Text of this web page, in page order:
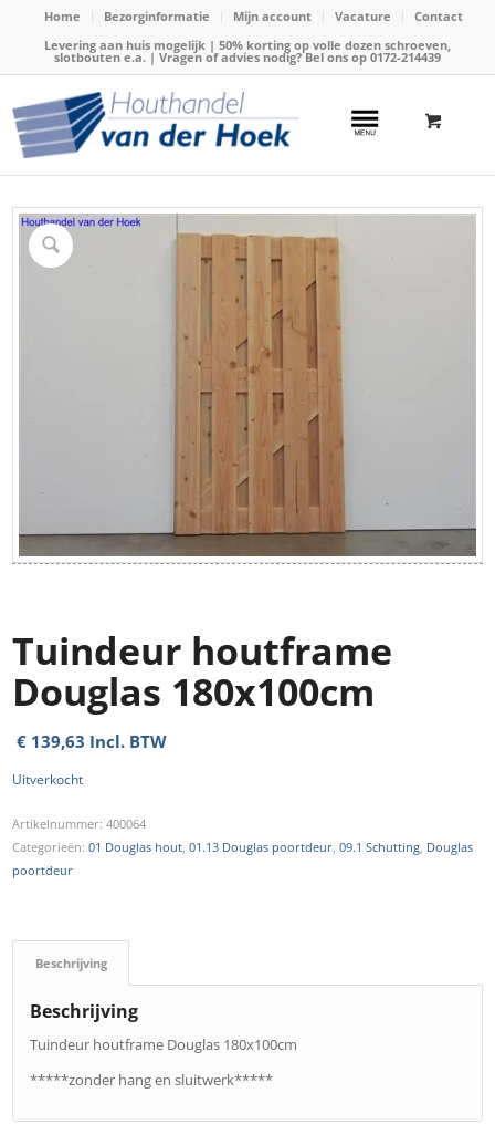
Home Bezorginformatie Mijn account Vacature
Contact
Levering aan huis mogelijk | 50% korting op volle dozen schroeven,
slotbouten e.a. | Vragen of advies nodig? Bel ons op 0172-214439
Home / Webshop / Douglas hout / Douglas poortdeur
Tuindeur houtframe Douglas 180x100cm
Tuindeur houtframe
Douglas 180x100cm
€ 139,63 Incl. BTW
Uitverkocht
Artikelnummer:400064
Categorieën:01 Douglas hout ,01.13 Douglas poortdeur ,09.1 Schutting Douglas
poortdeur
Beschrijving
Beschrijving
Tuindeur houtframe Douglas 180x100cm
*****zonder hang en sluitwerk*****